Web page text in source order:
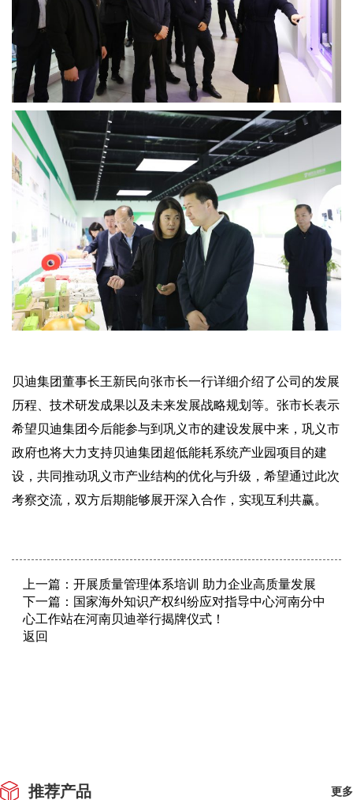
贝迪集团董事长王新民向张市长一行详细介绍了公司的发展
历程、技术研发成果以及未来发展战略规划等。张市长表示
希望贝迪集团今后能参与到巩义市的建设发展中来，巩义市
政府也将大力支持贝迪集团超低能耗系统产业园项目的建
设，共同推动巩义市产业结构的优化与升级，希望通过此次
考察交流，双方后期能够展开深入合作，实现互利共赢。
上一篇： 开展质量管理体系培训 助力企业高质量发展
下一篇： 国家海外知识产权纠纷应对指导中心河南分中
心工作站在河南贝迪举行揭牌仪式！
返回
推荐产品 更多